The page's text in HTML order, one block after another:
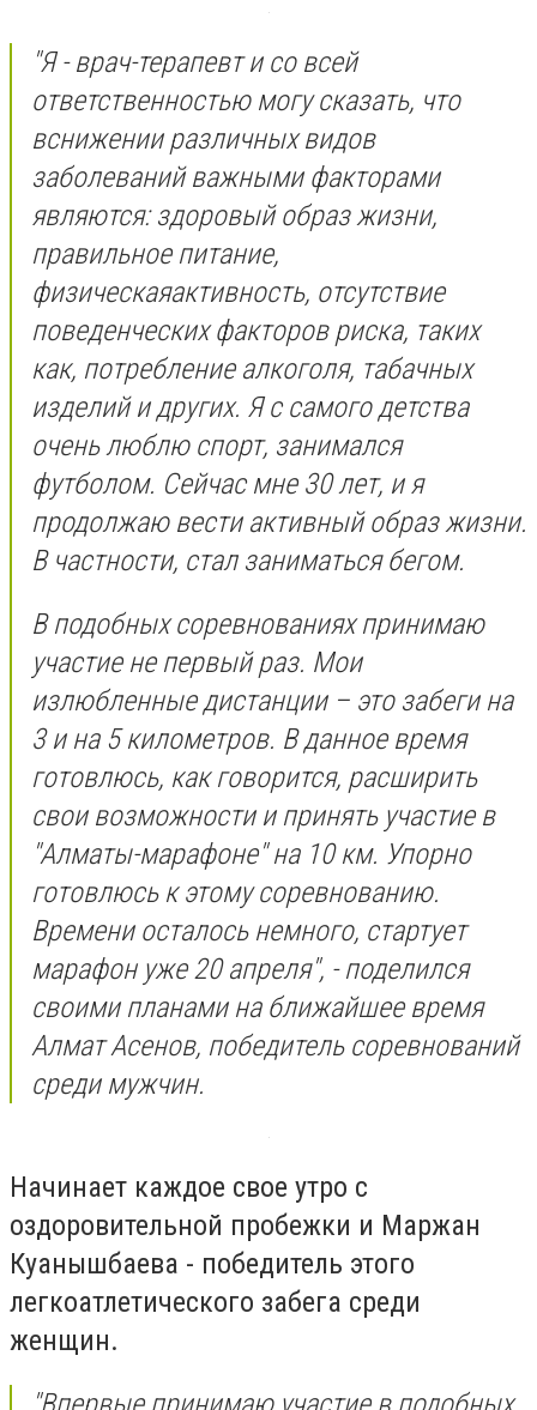
"Я - врач-терапевт и со всей
ответственностью могу сказать, что
вснижении различных видов
заболеваний важными факторами
являются: здоровый образ жизни,
правильное питание,
физическаяактивность, отсутствие
поведенческих факторов риска, таких
как, потребление алкоголя, табачных
изделий и других. Я с самого детства
очень люблю спорт, занимался
футболом. Сейчас мне 30 лет, и я
продолжаю вести активный образ жизни.
В частности, стал заниматься бегом.
В подобных соревнованиях принимаю
участие не первый раз. Мои
излюбленные дистанции – это забеги на
3 и на 5 километров. В данное время
готовлюсь, как говорится, расширить
свои возможности и принять участие в
"Алматы-марафоне" на 10 км. Упорно
готовлюсь к этому соревнованию.
Времени осталось немного, стартует
марафон уже 20 апреля", - поделился
своими планами на ближайшее время
Алмат Асенов, победитель соревнований
среди мужчин.
Начинает каждое свое утро с
оздоровительной пробежки и Маржан
Куанышбаева - победитель этого
легкоатлетического забега среди
женщин.